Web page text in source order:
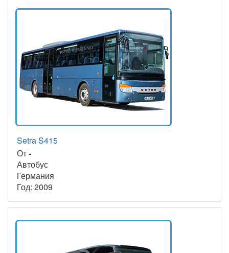
Setra S415
От-
Автобус
Германия
Год: 2009